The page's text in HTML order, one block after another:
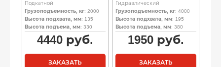
Подкатной
Грузоподъемность, кг: 2000
Высота подхвата, мм: 135
Высота подъема, мм: 330
4440руб.
ЗАКАЗАТЬ
Гидравлический
Грузоподъемность, кг: 4000
Высота подхвата, мм: 195
Высота подъема, мм: 380
1950руб.
ЗАКАЗАТЬ